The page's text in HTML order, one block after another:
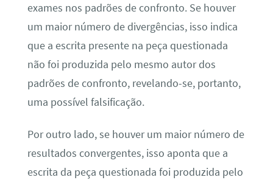
exames nos padrões de confronto. Se houver
um maior número de divergências, isso indica
que a escrita presente na peça questionada
não foi produzida pelo mesmo autor dos
padrões de confronto, revelando-se, portanto,
uma possível falsificação.
Por outro lado, se houver um maior número de
resultados convergentes, isso aponta que a
escrita da peça questionada foi produzida pelo